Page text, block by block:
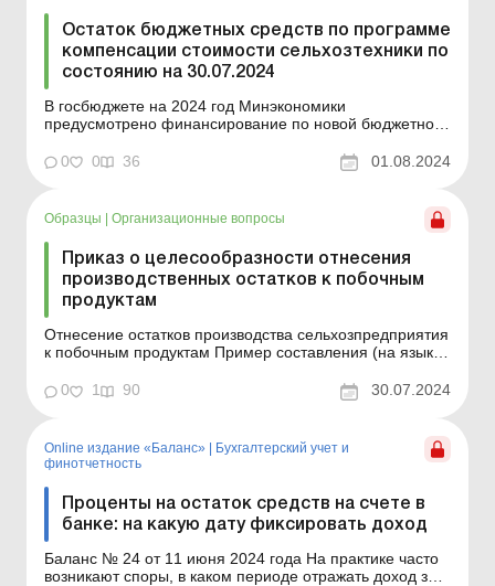
Остаток бюджетных средств по программе
компенсации стоимости сельхозтехники по
состоянию на 30.07.2024
В госбюджете на 2024 год Минэкономики
предусмотрено финансирование по новой бюджетной
стоимости сельскохозяйственной техники и
оборудования отечественного производства»,
соответствии с требов...
0 0 36 01.08.2024
Образцы Организационные вопросы
Приказ о целесообразности отнесения
производственных остатков к побочным
продуктам
Отнесение остатков производства сельхозпредприятия
к побочным продуктам Пример составления (на языке
организационно-технических мероприятий по
отнесению производственных остатков к побочным
0 1 90 30.07.2024
Online издание «Баланс» | Бухгалтерский учет и
финотчетность
Проценты на остаток средств на счете в
банке: на какую дату фиксировать доход
Баланс № 24 от 11 июня 2024 года На практике часто
возникают споры, в каком периоде отражать доход за